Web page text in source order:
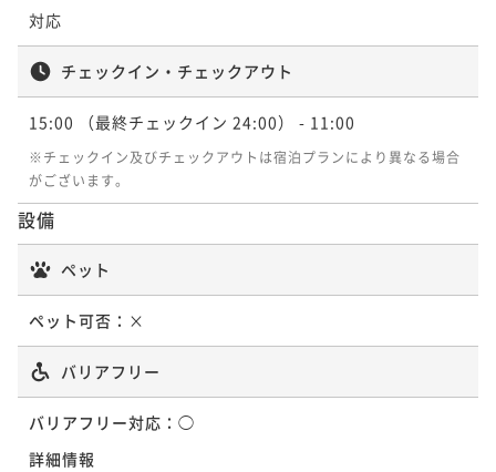
対応
チェックイン・チェックアウト
15:00 （最終チェックイン 24:00） - 11:00
※チェックイン及びチェックアウトは宿泊プランにより異なる場合
がございます。
設備
ペット
ペット可否： ×
バリアフリー
バリアフリー対応： ◯
詳細情報